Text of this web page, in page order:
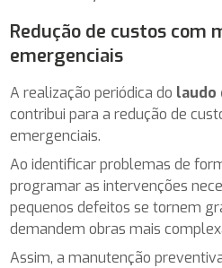
Redução de custos com
emergenciais
A realização periódica do laudo
contribui para a redução de
emergenciais.
Ao identificar problemas de
programar as intervenções
pequenos defeitos se tornem
demandem obras mais
Assim, a manutenção